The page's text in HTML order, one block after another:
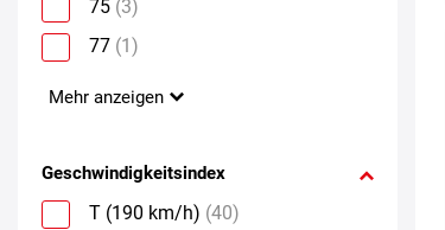
75 (3)
77 (1)
Mehr anzeigen
Geschwindigkeitsindex
T (190 km/h) (40)